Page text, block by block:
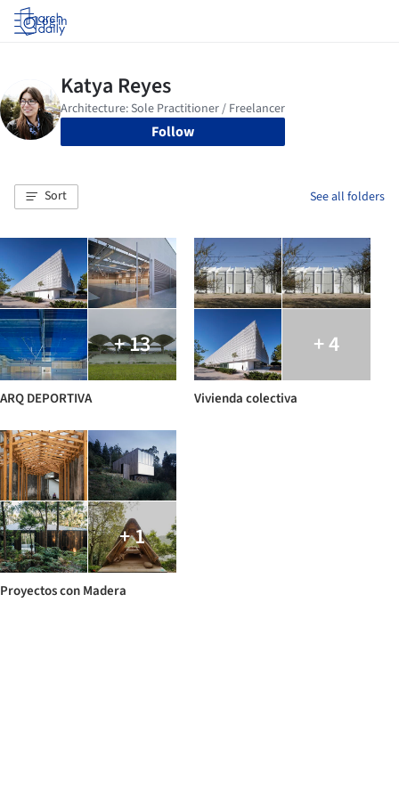
Log in
Follow
Sort See all folders
+ 13
ARQ DEPORTIVA
+ 4
Vivienda colectiva
+ 1
Proyectos con Madera